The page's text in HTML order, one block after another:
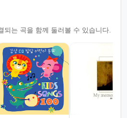
되는 곡을 함께 둘러볼 수 있습니다.